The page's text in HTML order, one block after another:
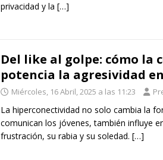
privacidad y la […]
Del like al golpe: cómo
potencia la agresividad
Miércoles, 16 Abril, 2025 a las 11:23
La hiperconectividad no solo cambia la
comunican los jóvenes, también influye
frustración, su rabia y su soledad. […]